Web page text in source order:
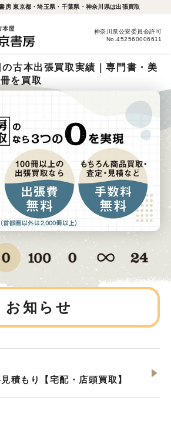
房 東京都・埼玉県・千葉県・神奈川県は出張買取
神奈川県公安委員会許可
No.452560006611
古本出張買取実績｜専門書・美
を買取
お知らせ
積もり【宅配・店頭買取】